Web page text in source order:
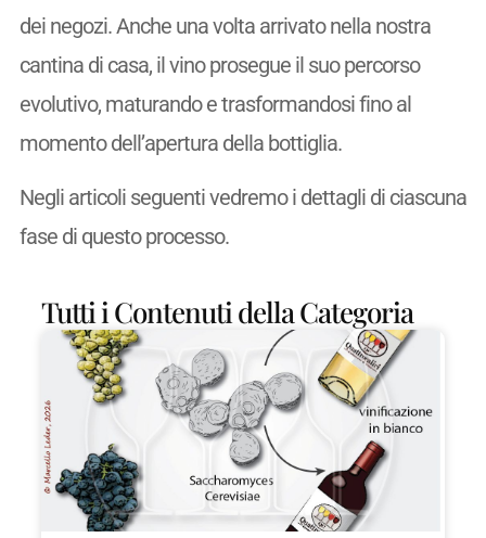
dei negozi. Anche una volta arrivato nella nostra
cantina di casa, il vino prosegue il suo percorso
evolutivo, maturando e trasformandosi fino al
momento dell’apertura della bottiglia.
Negli articoli seguenti vedremo i dettagli di ciascuna
fase di questo processo.
Tutti i Contenuti della Categoria